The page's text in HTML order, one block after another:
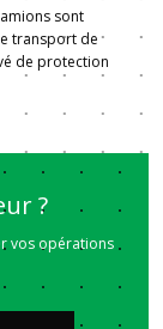
sont
transport de
de protection
?
vos opérations